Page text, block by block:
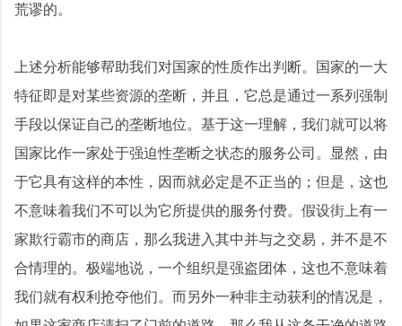
荒谬的。
上述分析能够帮助我们对国家的性质作出判断。国家的一大
特征即是对某些资源的垄断，并且，它总是通过一系列强制
手段以保证自己的垄断地位。基于这一理解，我们就可以将
国家比作一家处于强迫性垄断之状态的服务公司。显然，由
于它具有这样的本性，因而就必定是不正当的；但是，这也
不意味着我们不可以为它所提供的服务付费。假设街上有一
家欺行霸市的商店，那么我进入其中并与之交易，并不是不
合情理的。极端地说，一个组织是强盗团体，这也不意味着
我们就有权利抢夺他们。而另外一种非主动获利的情况是，